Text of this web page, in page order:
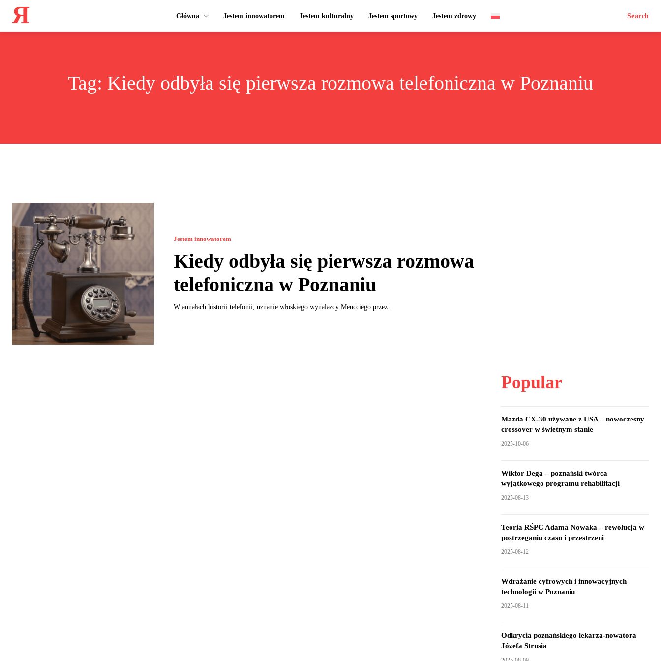
Я Główna Jestem innowatorem Jestem kulturalny Jestem sportowy Jestem zdrowy Search
Tag: Kiedy odbyła się pierwsza rozmowa telefoniczna w Poznaniu
Jestem innowatorem
Kiedy odbyła się pierwsza rozmowa
telefoniczna w Poznaniu
W annałach historii telefonii, uznanie włoskiego wynalazcy Meucciego przez...
Popular
Mazda CX-30 używane z USA – nowoczesny
crossover w świetnym stanie
2025-10-06
Wiktor Dega – poznański twórca
wyjątkowego programu rehabilitacji
2025-08-13
Teoria RŚPC Adama Nowaka – rewolucja w
postrzeganiu czasu i przestrzeni
2025-08-12
Wdrażanie cyfrowych i innowacyjnych
technologii w Poznaniu
2025-08-11
Odkrycia poznańskiego lekarza-nowatora
Józefa Strusia